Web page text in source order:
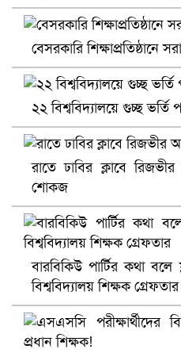
প্রোটিয়াদের হারিয়ে
বেসরকারি শিক্ষাপ্রতিষ্ঠানে
২২ বিশ্ববিদ্যালয়ে গুচ্ছ ভর্তি
রাতে ঢাবির ক্লাবে
শোকজ
বারবিকিউ পার্টির কথা বলে
বিশ্ববিদ্যালয় শিক্ষক গ্রেফতার